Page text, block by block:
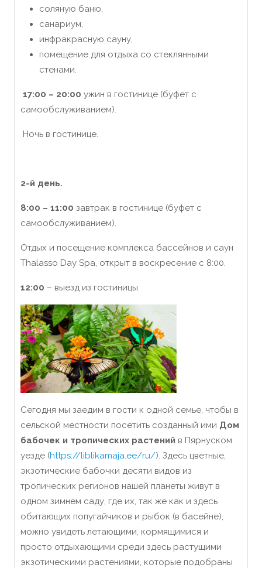
соляную баню,
санариум,
инфракрасную сауну,
помещение для отдыха со стеклянными
стенами.
17:00 – 20:00 ужин в гостинице (буфет с
самообслуживанием).
Ночь в гостинице.
2-й день.
8:00 – 11:00 завтрак в гостинице (буфет с
самообслуживанием).
Отдых и посещение комплекса бассейнов и саун
Thalasso Day Spa, открыт в воскресение с 8:00.
12:00 – выезд из гостиницы.
Сегодня мы заедим в гости к одной семье, чтобы в
сельской местности посетить созданный ими Дом
бабочек и тропических растений в Пярнуском
уезде (https://liblikamaja.ee/ru/). Здесь цветные,
экзотические бабочки десяти видов из
тропических регионов нашей планеты живут в
одном зимнем саду, где их, так же как и здесь
обитающих попугайчиков и рыбок (в басейне),
можно увидеть летающими, кормящимися и
просто отдыхающими среди здесь растущими
экзотическими растениями, которые подобраны